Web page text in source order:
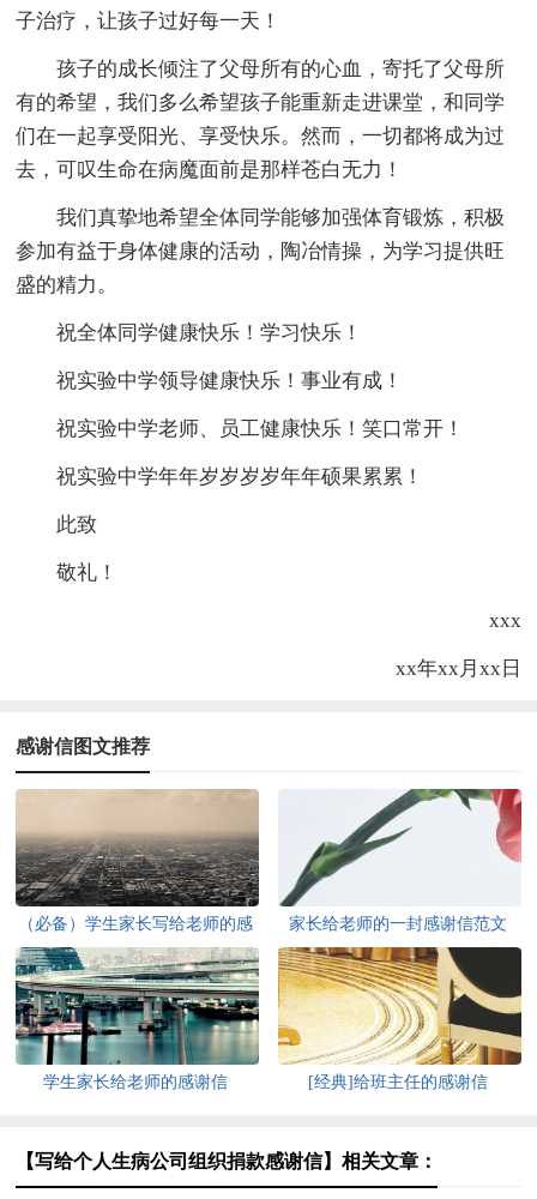
子治疗，让孩子过好每一天！
孩子的成长倾注了父母所有的心血，寄托了父母所
有的希望，我们多么希望孩子能重新走进课堂，和同学
们在一起享受阳光、享受快乐。然而，一切都将成为过
去，可叹生命在病魔面前是那样苍白无力！
我们真挚地希望全体同学能够加强体育锻炼，积极
参加有益于身体健康的活动，陶冶情操，为学习提供旺
盛的精力。
祝全体同学健康快乐！学习快乐！
祝实验中学领导健康快乐！事业有成！
祝实验中学老师、员工健康快乐！笑口常开！
祝实验中学年年岁岁岁岁年年硕果累累！
此致
敬礼！
xxx
xx年xx月xx日
感谢信图文推荐
（必备）学生家长写给老师的感
谢信3篇
家长给老师的一封感谢信范文
学生家长给老师的感谢信 [经典]给班主任的感谢信
【写给个人生病公司组织捐款感谢信】相关文章：